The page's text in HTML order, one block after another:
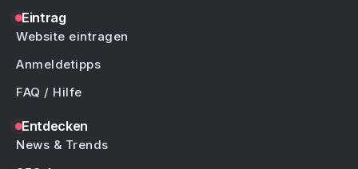
Eintrag
Website eintragen
Anmeldetipps
FAQ / Hilfe
Entdecken
News & Trends